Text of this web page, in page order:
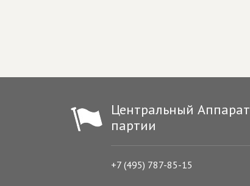
Центральный Аппарат
партии
+7 (495) 787-85-15